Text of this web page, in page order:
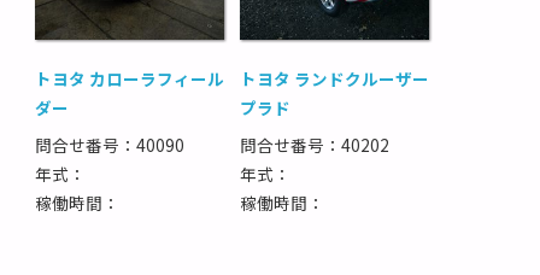
トヨタ カローラフィール
ダー
問合せ番号：40090
年式：
稼働時間：
トヨタ ランドクルーザー
プラド
問合せ番号：40202
年式：
稼働時間：